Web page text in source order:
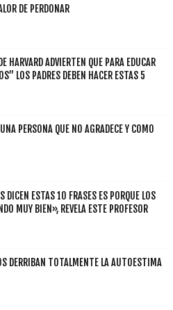
DE PERDONAR
HARVARD ADVIERTEN QUE PARA EDUCAR
LOS PADRES DEBEN HACER ESTAS 5
PERSONA QUE NO AGRADECE Y COMO
ESTAS 10 FRASES ES PORQUE LOS
MUY BIEN», REVELA ESTE PROFESOR
DERRIBAN TOTALMENTE LA AUTOESTIMA